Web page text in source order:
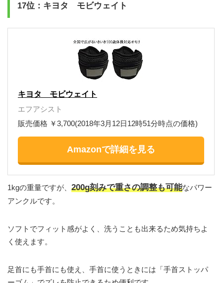
17位：キヨタ モビウェイト
キヨタ モビウェイト
エフアシスト
販売価格 ￥3,700(2018年3月12日12時51分時点の価格)
Amazonで詳細を見る
1kgの重量ですが、 200g刻みで重さの調整も可能なパワー
アンクルです。
ソフトでフィット感がよく、洗うことも出来るため気持ちよ
く使えます。
足首にも手首にも使え、手首に使うときには「手首ストッパ